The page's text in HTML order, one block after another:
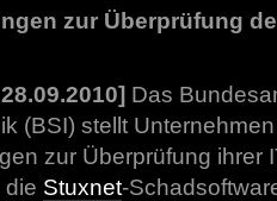
zur Überprüfung
Das
(BSI) stellt Unternehmen
zur Überprüfung ihrer
die Stuxnet-